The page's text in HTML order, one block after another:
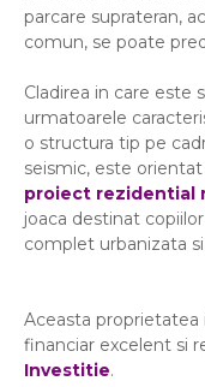
parcare suprateran,
comun, se poate
Cladirea in care este
urmatoarele
o structura tip pe
seismic, este orientat
proiect rezidential
joaca destinat
complet urbanizata
Aceasta proprietatea
financiar excelent si
Investitie.